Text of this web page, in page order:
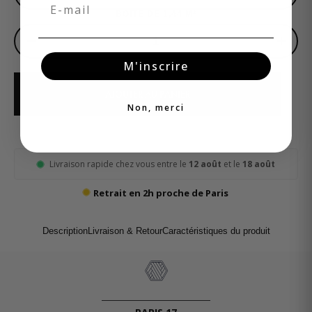
Livraison rapide chez vous entre le 12 août et le 18 août
Retrait en 2h proche de Paris
DescriptionLivraison & RetourCaractéristiques du produit
M'inscrire
Non, merci